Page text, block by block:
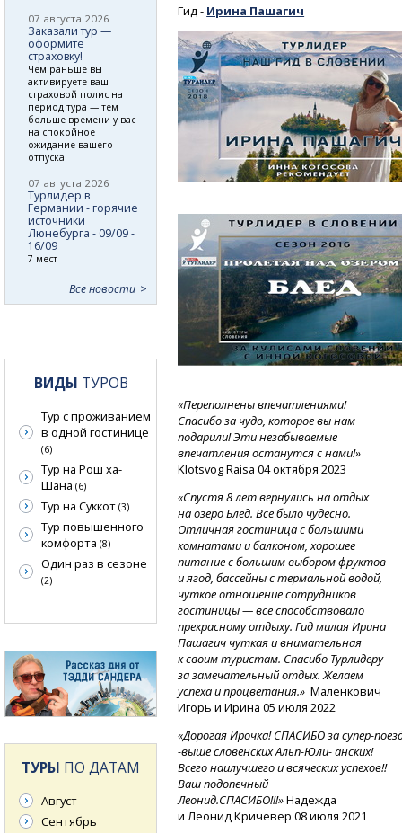
Гид - Ирина Пашагич
«Переполнены впечатлениями!
Спасибо за чудо, которое вы нам
подарили! Эти незабываемые
впечатления останутся с нами!»
Klotsvog Raisa 04 октября 2023
«Спустя 8 лет вернулись на отдых
на озеро Блед. Все было чудесно.
Отличная гостиница с большими
комнатами и балконом, хорошее
питание с большим выбором фруктов
и ягод, бассейны с термальной водой,
чуткое отношение сотрудников
гостиницы — все способствовало
прекрасному отдыху. Гид милая Ирина
Пашагич чуткая и внимательная
к своим туристам. Спасибо Турлидеру
за замечательный отдых. Желаем
успеха и процветания.» Маленкович
Игорь и Ирина 05 июля 2022
«ДорогаяИрочка!СПАСИБОза супер-
-вышесловенскихАльп-Юли-анских!
Всего наилучшего и всяческих успехов!!
Ваш подопечный
Леонид.СПАСИБО!!!»Надежда
и Леонид Кричевер 08 июля 2021
07 августа 2026
Заказали тур —
оформите
страховку!
Чем раньше вы
активируете ваш
страховой полис на
период тура — тем
больше времени у вас
на спокойное
ожидание вашего
отпуска!
07 августа 2026
Турлидер в
Германии - горячие
источники
Люнебурга - 09/09 -
16/09
7 мест
Все новости
ВИДЫ ТУРОВ
Тур с проживанием
в одной гостинице
(6)
Тур на Рош ха-
Шана (6)
Тур на Суккот (3)
Тур повышенного
комфорта (8)
Один раз в сезоне
(2)
ТУРЫ ПО ДАТАМ
Август
Сентябрь